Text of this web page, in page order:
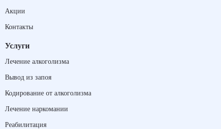
Акции
Контакты
Услуги
Лечение алкоголизма
Вывод из запоя
Кодирование от алкоголизма
Лечение наркомании
Реабилитация